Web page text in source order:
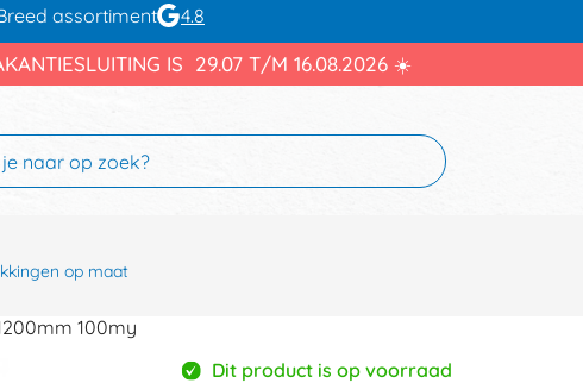
assortiment 4.8
IS 29.07 T/M 16.08.2026 ☀️
op maat
100my
Dit product is op voorraad